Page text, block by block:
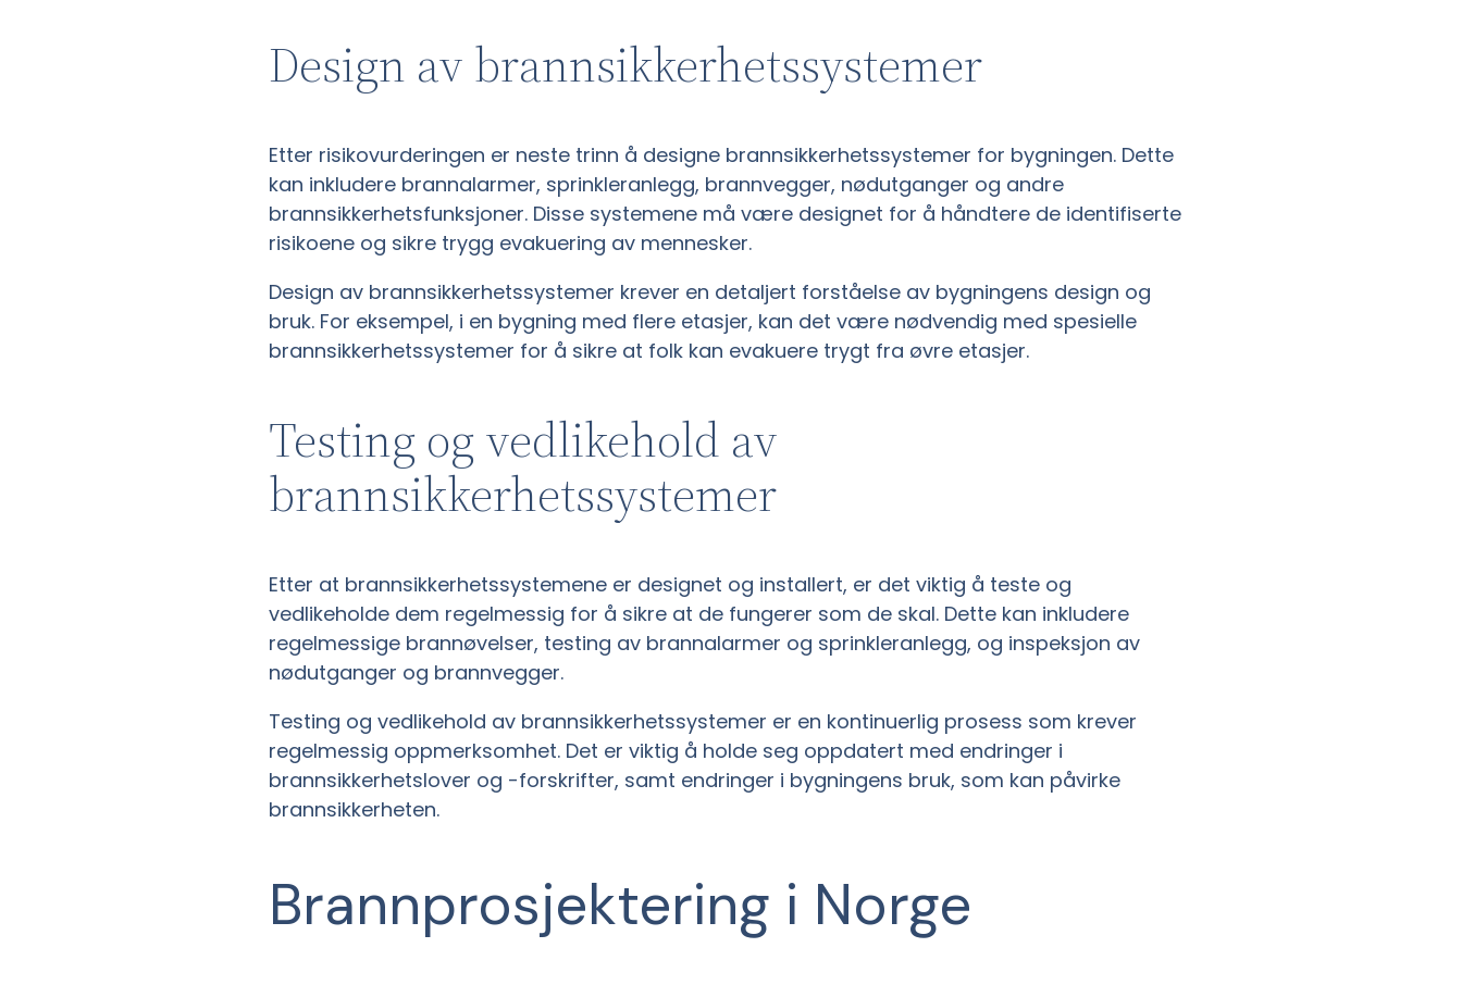
Design av brannsikkerhetssystemer
Etter risikovurderingen er neste trinn å designe brannsikkerhetssystemer for bygningen. Dette
kan inkludere brannalarmer, sprinkleranlegg, brannvegger, nødutganger og andre
brannsikkerhetsfunksjoner. Disse systemene må være designet for å håndtere de identifiserte
risikoene og sikre trygg evakuering av mennesker.
Design av brannsikkerhetssystemer krever en detaljert forståelse av bygningens design og
bruk. For eksempel, i en bygning med flere etasjer, kan det være nødvendig med spesielle
brannsikkerhetssystemer for å sikre at folk kan evakuere trygt fra øvre etasjer.
Testing og vedlikehold av
brannsikkerhetssystemer
Etter at brannsikkerhetssystemene er designet og installert, er det viktig å teste og
vedlikeholde dem regelmessig for å sikre at de fungerer som de skal. Dette kan inkludere
regelmessige brannøvelser, testing av brannalarmer og sprinkleranlegg, og inspeksjon av
nødutganger og brannvegger.
Testing og vedlikehold av brannsikkerhetssystemer er en kontinuerlig prosess som krever
regelmessig oppmerksomhet. Det er viktig å holde seg oppdatert med endringer i
brannsikkerhetslover og -forskrifter, samt endringer i bygningens bruk, som kan påvirke
brannsikkerheten.
Brannprosjektering i Norge